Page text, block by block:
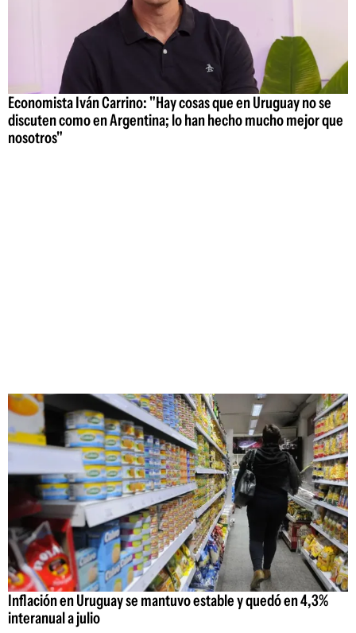
Economista Iván Carrino: "Hay cosas que en Uruguay no se
discuten como en Argentina; lo han hecho mucho mejor que
nosotros"
Inflación en Uruguay se mantuvo estable y quedó en 4,3%
interanual a julio